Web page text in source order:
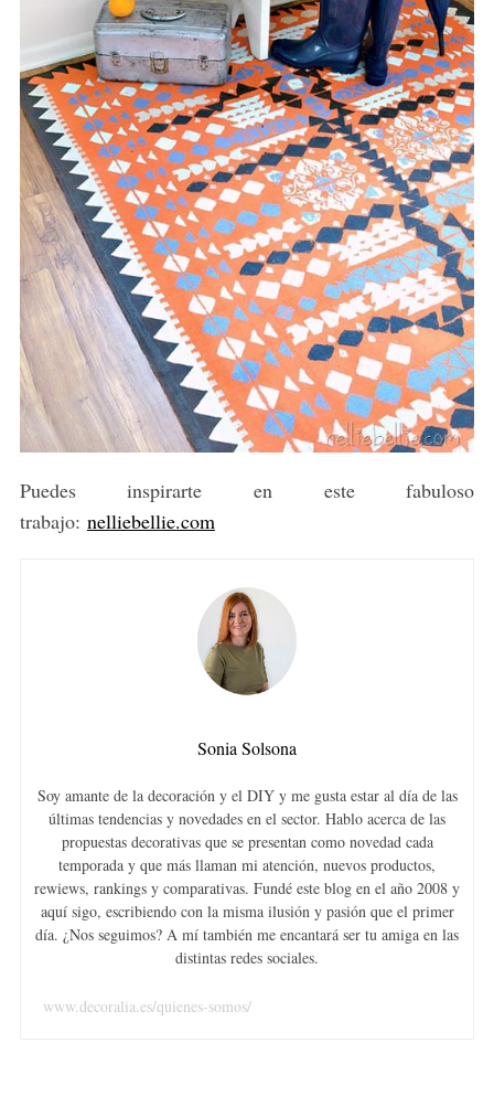
Puedes inspirarte en este fabuloso
trabajo: nelliebellie.com
Sonia Solsona
Soy amante de la decoración y el DIY y me gusta estar al día de las
últimas tendencias y novedades en el sector. Hablo acerca de las
propuestas decorativas que se presentan como novedad cada
temporada y que más llaman mi atención, nuevos productos,
rewiews, rankings y comparativas. Fundé este blog en el año 2008 y
aquí sigo, escribiendo con la misma ilusión y pasión que el primer
día. ¿Nos seguimos? A mí también me encantará ser tu amiga en las
distintas redes sociales.
www.decoralia.es/quienes-somos/